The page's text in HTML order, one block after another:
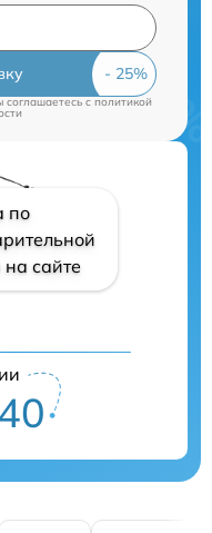
соглашаетесь cполитикой
по
сайте